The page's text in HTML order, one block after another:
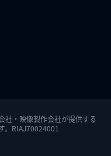
社・映像製作会社が提供する
。RIAJ70024001